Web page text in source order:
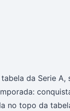
da Serie
no topo da